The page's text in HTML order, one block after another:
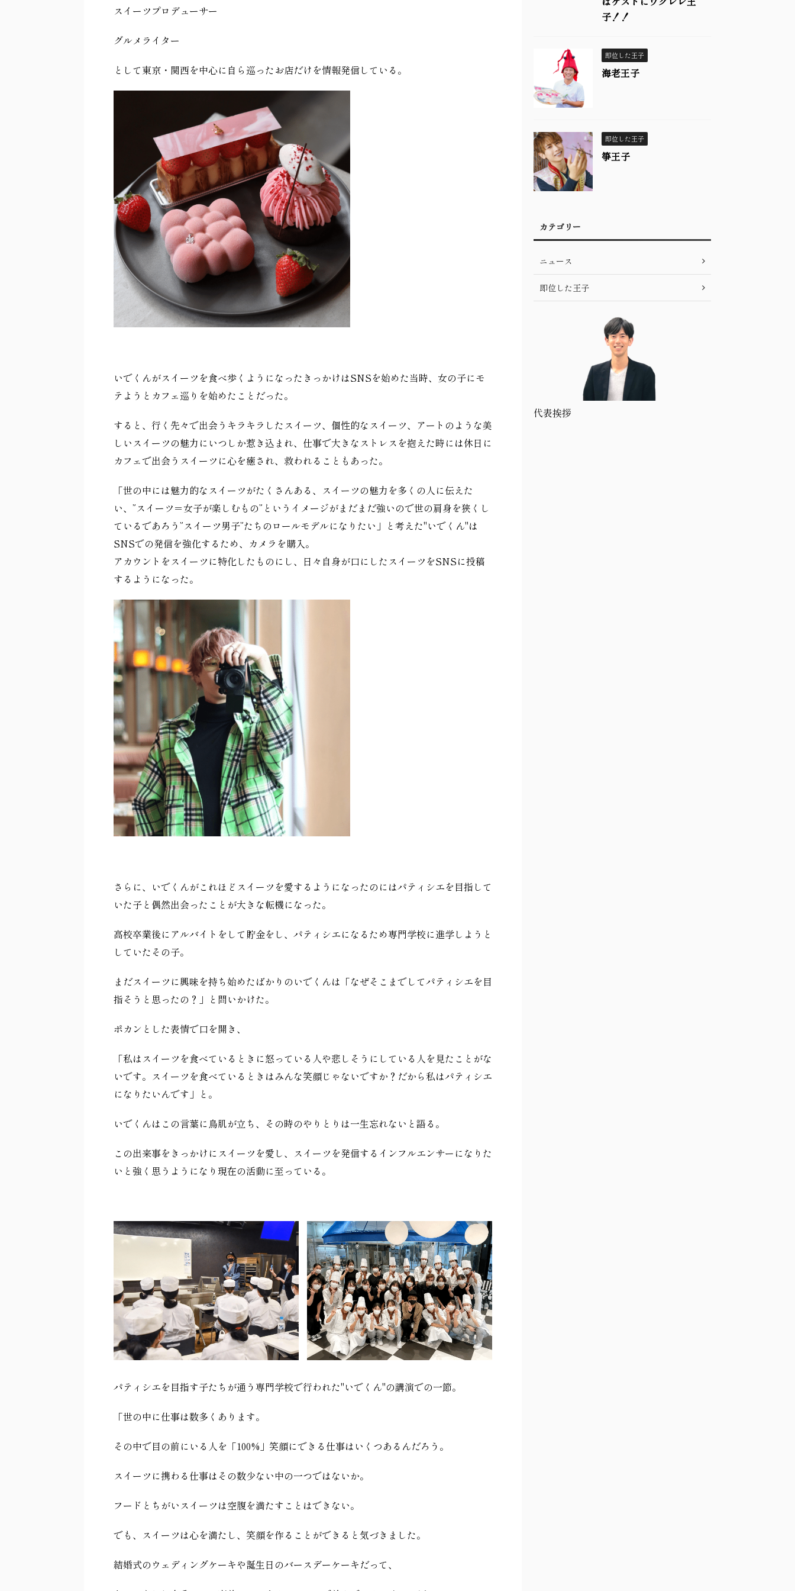
スイーツプロデューサー
グルメライター
として東京・関西を中心に自ら巡ったお店だけを情報発信している。
いでくんがスイーツを食べ歩くようになったきっかけはSNSを始めた当時、女の子にモ
テようとカフェ巡りを始めたことだった。
すると、行く先々で出会うキラキラしたスイーツ、個性的なスイーツ、アートのような美
しいスイーツの魅力にいつしか惹き込まれ、仕事で大きなストレスを抱えた時には休日に
カフェで出会うスイーツに心を癒され、救われることもあった。
「世の中には魅力的なスイーツがたくさんある、スイーツの魅力を多くの人に伝えた
い、 ”スイーツ＝女子が楽しむもの” というイメージがまだまだ強いので世の肩身を狭くし
ているであろう”スイーツ男子”たちのロールモデルになりたい」と考えた"いでくん"は
SNSでの発信を強化するため、カメラを購入。
アカウントをスイーツに特化したものにし、日々自身が口にしたスイーツをSNSに投稿
するようになった。
さらに、いでくんがこれほどスイーツを愛するようになったのにはパティシエを目指して
いた子と偶然出会ったことが大きな転機になった。
高校卒業後にアルバイトをして貯金をし、パティシエになるため専門学校に進学しようと
していたその子。
まだスイーツに興味を持ち始めたばかりのいでくんは「なぜそこまでしてパティシエを目
指そうと思ったの？」と問いかけた。
ポカンとした表情で口を開き、
「私はスイーツを食べているときに怒っている人や悲しそうにしている人を見たことがな
いです。スイーツを食べているときはみんな笑顔じゃないですか？だから私はパティシエ
になりたいんです」と。
いでくんはこの言葉に鳥肌が立ち、その時のやりとりは一生忘れないと語る。
この出来事をきっかけにスイーツを愛し、スイーツを発信するインフルエンサーになりた
いと強く思うようになり現在の活動に至っている。
パティシエを目指す子たちが通う専門学校で行われた"いでくん"の講演での一節。
「世の中に仕事は数多くあります。
その中で目の前にいる人を「100% 」笑顔にできる仕事はいくつあるんだろう。
スイーツに携わる仕事はその数少ない中の一つではないか。
フードとちがいスイーツは空腹を満たすことはできない。
でも、スイーツは心を満たし、笑顔を作ることができると気づきました。
結婚式のウェディングケーキや誕生日のバースデーケーキだって、
子！！
即位した王子
海老王子
即位した王子
箏王子
カテゴリー
ニュース
即位した王子
代表挨拶